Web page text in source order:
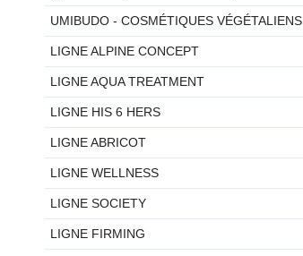
UMIBUDO - COSMÉTIQUES VÉGÉTALIENS
LIGNE ALPINE CONCEPT
LIGNE AQUA TREATMENT
LIGNE HIS 6 HERS
LIGNE ABRICOT
LIGNE WELLNESS
LIGNE SOCIETY
LIGNE FIRMING